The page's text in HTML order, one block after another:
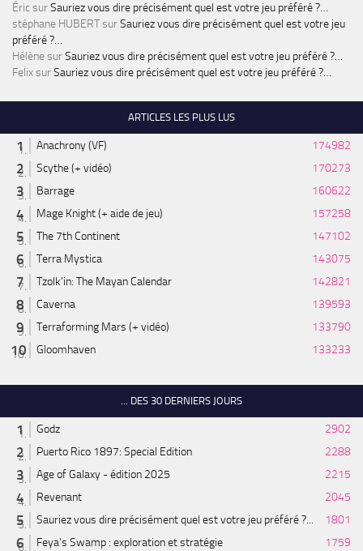
ÉricsurSauriez vous dire précisément quel est votre jeu préféré ?…
stéphane HUBERTsurSauriez vous dire précisément quel est votre jeu
préféré ?…
HélènesurSauriez vous dire précisément quel est votre jeu préféré ?…
FelixsurSauriez vous dire précisément quel est votre jeu préféré ?…
ARTICLES LES PLUS LUS
Anachrony (VF)
174982
Scythe (+ vidéo)
170273
Barrage
160622
Mage Knight (+ aide de jeu)
157258
The 7th Continent
147102
Terra Mystica
143075
Tzolk'in: The Mayan Calendar
142821
Caverna
139593
Terraforming Mars (+ vidéo)
133790
Gloomhaven
133233
... DES 30 DERNIERS JOURS
Godz
2902
Puerto Rico 1897: Special Edition
2288
Age of Galaxy - édition 2025
2215
Revenant
2045
Sauriez vous dire précisément quel est votre jeu préféré ?...
1801
Feya’s Swamp : exploration et stratégie
1759